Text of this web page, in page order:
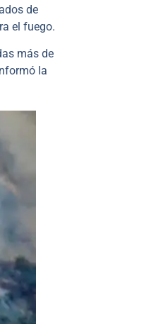
de
el fuego.
más de
la